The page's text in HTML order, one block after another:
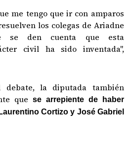
me tengo que ir con amparos
los colegas de Ariadne
se den cuenta que esta
civil ha sido inventada",
la diputada también
que se arrepiente de haber
Cortizo y José Gabriel